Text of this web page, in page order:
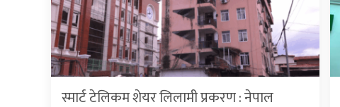
स्मार्ट टेलिकम शेयर लिलामी प्रकरण : नेपाल